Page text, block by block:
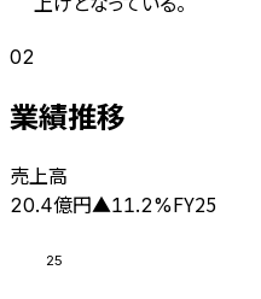
02
業績推移
売上高
20.4億円▲11.2%FY25
25